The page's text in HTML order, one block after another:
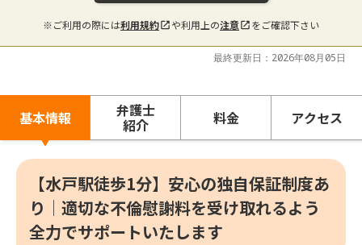
※ご利用の際には利用規約 や利用上の注意 をご確認下さい
最終更新日：2026年08月05日
基本情報 弁護士
紹介 料金 アクセス
【水戸駅徒歩1分】安心の独自保証制度あ
り│適切な不倫慰謝料を受け取れるよう
全力でサポートいたします